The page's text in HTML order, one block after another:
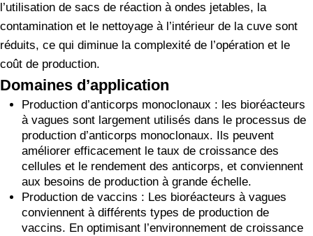
l’utilisation de sacs de réaction à ondes jetables, la
contamination et le nettoyage à l’intérieur de la cuve sont
réduits, ce qui diminue la complexité de l’opération et le
coût de production.
Domaines d’application
Production d’anticorps monoclonaux : les bioréacteurs
à vagues sont largement utilisés dans le processus de
production d’anticorps monoclonaux. Ils peuvent
améliorer efficacement le taux de croissance des
cellules et le rendement des anticorps, et conviennent
aux besoins de production à grande échelle.
Production de vaccins : Les bioréacteurs à vagues
conviennent à différents types de production de
vaccins. En optimisant l’environnement de croissance